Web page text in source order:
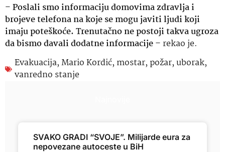
–Poslali smo informaciju domovima zdravlja i
brojeve telefona na koje se mogu javiti ljudi koji
imaju poteškoće. Trenutačno ne postoji takva ugroza
da bismo davali dodatne informacije– rekao je.
Evakuacija,Mario Kordić, mostar, požar, uborak,
vanredno stanje
SVAKO GRADI “SVOJE”. Milijarde eura za
nepovezane autoceste u BiH